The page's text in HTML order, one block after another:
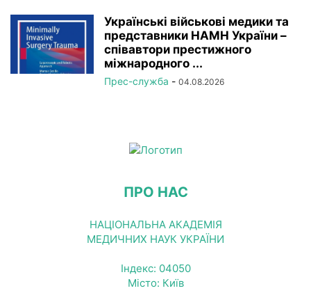
Українські військові медики та
представники НАМН України –
співавтори престижного
міжнародного ...
Прес-служба - 04.08.2026
ПРО НАС
НАЦІОНАЛЬНА АКАДЕМІЯ
МЕДИЧНИХ НАУК УКРАЇНИ
Індекс: 04050
Місто: Київ